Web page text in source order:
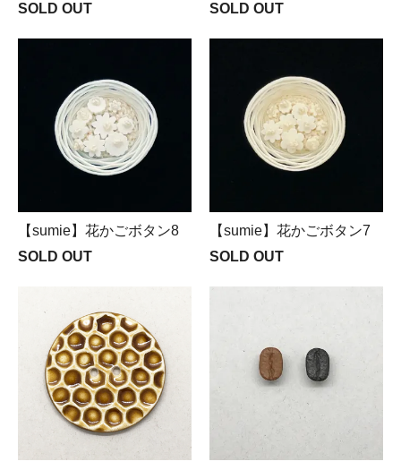
SOLD OUT
SOLD OUT
【sumie】花かごボタン8
SOLD OUT
【sumie】花かごボタン7
SOLD OUT